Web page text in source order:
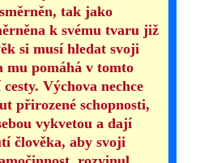
tak jako
k svému tvaru již
si musí hledat svoji
mu pomáhá v tomto
Výchova nechce
přirozené schopnosti,
vykvetou a dají
člověka, aby svoji